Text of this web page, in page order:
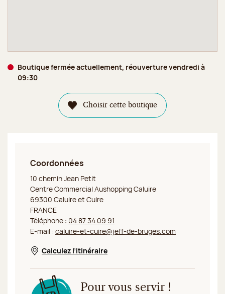
Boutique fermée actuellement, réouverture vendredi à
09:30
Choisir cette boutique
Coordonnées
Jeff de Bruges Caluire et Cuire
10 chemin Jean Petit
Centre Commercial Aushopping Caluire
69300 Caluire et Cuire
FRANCE
Téléphone : 04 87 34 09 91
E-mail : caluire-et-cuire@jeff-de-bruges.com
Nouvelle fenêtre
Calculez l’itinéraire
Pour vous servir !